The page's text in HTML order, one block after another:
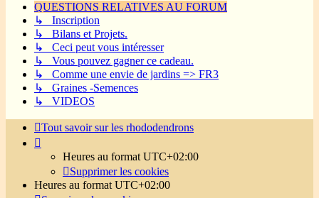
QUESTIONS RELATIVES AU FORUM
↳ Inscription
↳ Bilans et Projets.
↳ Ceci peut vous intéresser
↳ Vous pouvez gagner ce cadeau.
↳ Comme une envie de jardins => FR3
↳ Graines -Semences
↳ VIDEOS
Tout savoir sur les rhododendrons
Heures au formatUTC+02:00
Supprimer les cookies
Heures au formatUTC+02:00